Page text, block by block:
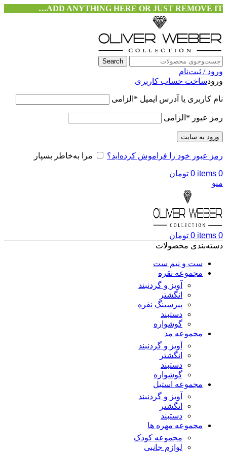
ADD ANYTHING HERE OR JUST REMOVE IT…
Search
ورود / ثبت‌نام
ورودساخت حساب کاربری
نام کاربری یا آدرس ایمیل * الزامی
رمز عبور * الزامی
ورود به سایت
رمز عبور خود را فراموش کرده‌اید؟ مرا به‌خاطر بسپار
0
items
0 تومان
منو
0
items
0 تومان
دسته‌بندی محصولات
ست و نیم ست
مجموعه نقره
آویز و گردنبند
انگشتر
پیرسینگ نقره
دستبند
گوشواره
مجموعه مد
آویز و گردنبند
انگشتر
دستبند
گوشواره
مجموعه استیل
آویز و گردنبند
انگشتر
دستبند
مجموعه مهره ها
مجموعه کودک
لوازم جانبی